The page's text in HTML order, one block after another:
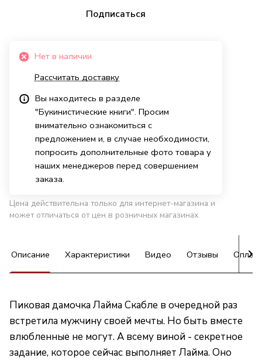
Подписаться
Нет в наличии
Рассчитать доставку
Вы находитесь в разделе
"Букинистические книги". Просим
внимательно ознакомиться с
предложением и, в случае необходимости,
попросить дополнительные фото товара у
наших менеджеров перед совершением
заказа.
Цена действительна только для интернет-магазина и
может отличаться от цен в розничных магазинах
Описание Характеристики Видео Отзывы Оплата
Пиковая дамочка Лайма Скабле в очередной раз
встретила мужчину своей мечты. Но быть вместе
влюбленные не могут. А всему виной - секретное
задание, которое сейчас выполняет Лайма. Оно